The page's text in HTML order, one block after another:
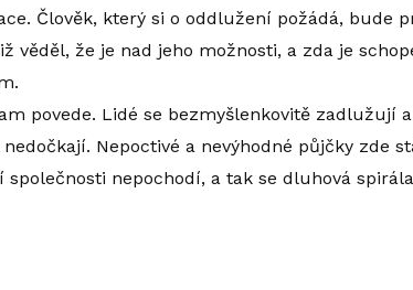
Člověk, který si o oddlužení požádá, bude
věděl, že je nad jeho možnosti, a zda je
povede. Lidé se bezmyšlenkovitě zadlužují
Nepoctivé a nevýhodné půjčky zde
nepochodí, a tak se dluhová